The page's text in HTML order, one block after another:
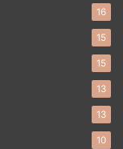
16
15
15
13
13
10